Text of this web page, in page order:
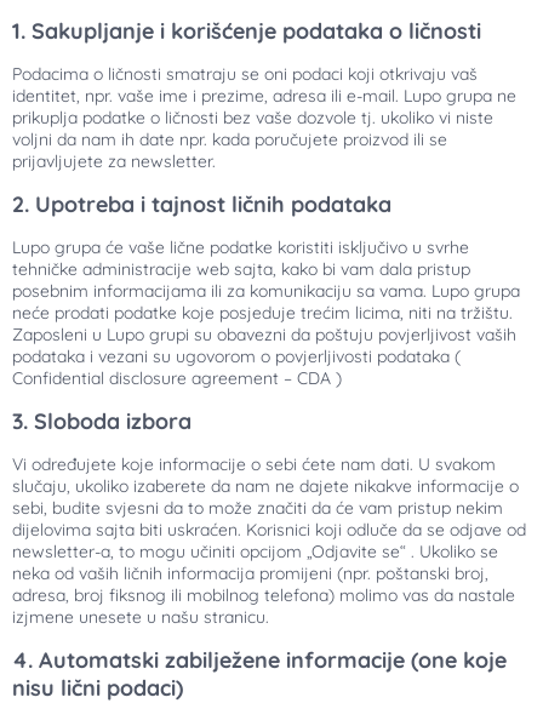
1. Sakupljanje i korišćenje podataka o ličnosti
Podacima o ličnosti smatraju se oni podaci koji otkrivaju vaš
identitet, npr. vaše ime i prezime, adresa ili e-mail. Lupo grupa ne
prikuplja podatke o ličnosti bez vaše dozvole tj. ukoliko vi niste
voljni da nam ih date npr. kada poručujete proizvod ili se
prijavljujete za newsletter.
2. Upotreba i tajnost ličnih podataka
Lupo grupa će vaše lične podatke koristiti isključivo u svrhe
tehničke administracije web sajta, kako bi vam dala pristup
posebnim informacijama ili za komunikaciju sa vama. Lupo grupa
neće prodati podatke koje posjeduje trećim licima, niti na tržištu.
Zaposleni u Lupo grupi su obavezni da poštuju povjerljivost vaših
podataka i vezani su ugovorom o povjerljivosti podataka (
Confidential disclosure agreement – CDA )
3. Sloboda izbora
Vi određujete koje informacije o sebi ćete nam dati. U svakom
slučaju, ukoliko izaberete da nam ne dajete nikakve informacije o
sebi, budite svjesni da to može značiti da će vam pristup nekim
dijelovima sajta biti uskraćen. Korisnici koji odluče da se odjave od
newsletter-a, to mogu učiniti opcijom „Odjavite se“ . Ukoliko se
neka od vaših ličnih informacija promijeni (npr. poštanski broj,
adresa, broj fiksnog ili mobilnog telefona) molimo vas da nastale
izjmene unesete u našu stranicu.
4. Automatski zabilježene informacije (one koje
nisu lični podaci)